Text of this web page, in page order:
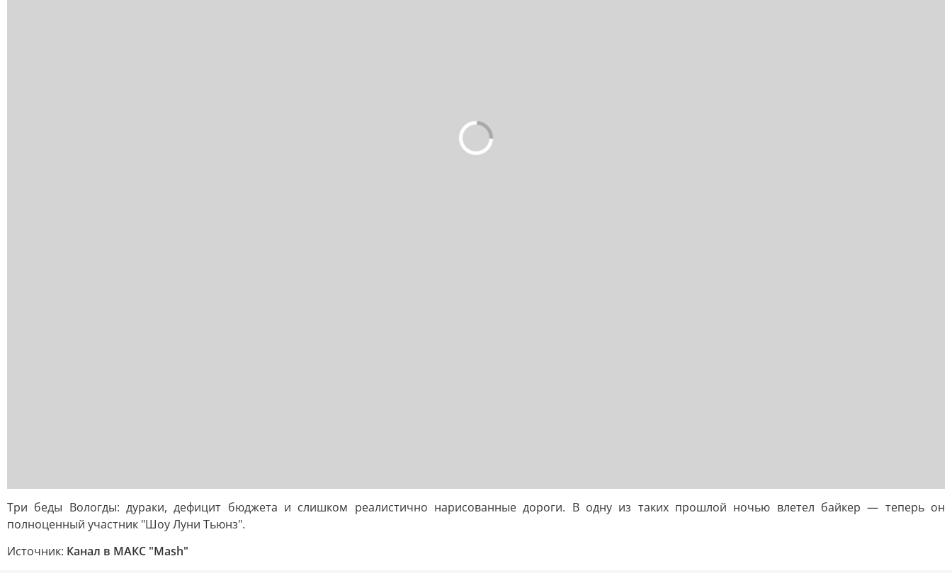
Три беды Вологды: дураки, дефицит бюджета и слишком реалистично нарисованные дороги. В одну из таких прошлой ночью влетел байкер — теперь он
полноценный участник "Шоу Луни Тьюнз".
Источник: Канал в МАКС "Mash"